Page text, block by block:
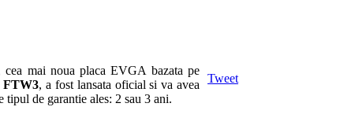
Tweet
mai noua placa EVGA bazata pe
FTW3, a fost lansata oficial si va avea
de garantie ales: 2 sau 3 ani.